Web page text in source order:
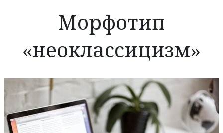
Морфотип
«неоклассицизм»